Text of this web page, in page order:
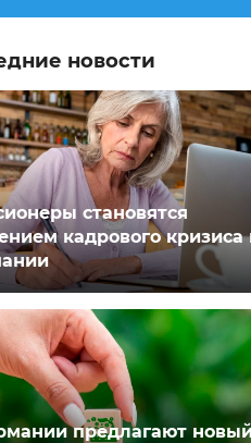
новости
становятся
кадрового кризиса
предлагают